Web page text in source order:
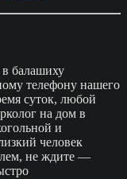
в балашиху
телефону нашего
суток, любой
на дом в
и
человек
не ждите —